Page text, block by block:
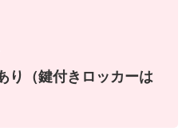
り（鍵付きロッカーは